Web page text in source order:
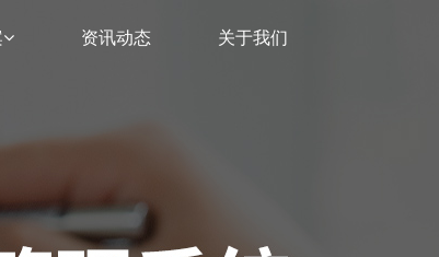
资讯动态 关于我们